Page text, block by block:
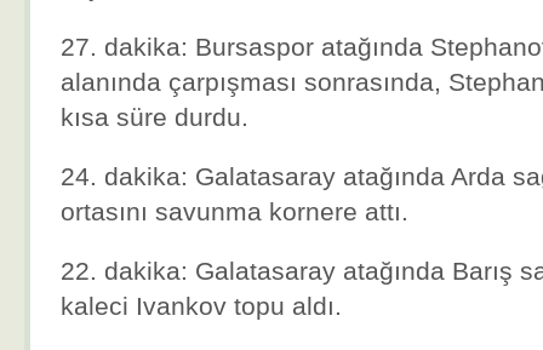
27. dakika: Bursaspor atağında
alanında çarpışması sonrasında,
kısa süre durdu.
24. dakika: Galatasaray atağında Arda
ortasını savunma kornere attı.
22. dakika: Galatasaray atağında Barış
kaleci Ivankov topu aldı.